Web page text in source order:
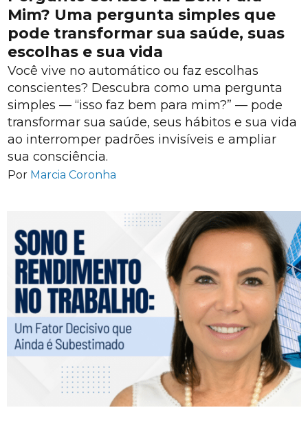
Mim? Uma pergunta simples que
pode transformar sua saúde, suas
escolhas e sua vida
Você vive no automático ou faz escolhas
conscientes? Descubra como uma pergunta
simples — “isso faz bem para mim?” — pode
transformar sua saúde, seus hábitos e sua vida
ao interromper padrões invisíveis e ampliar
sua consciência.
Por Marcia Coronha